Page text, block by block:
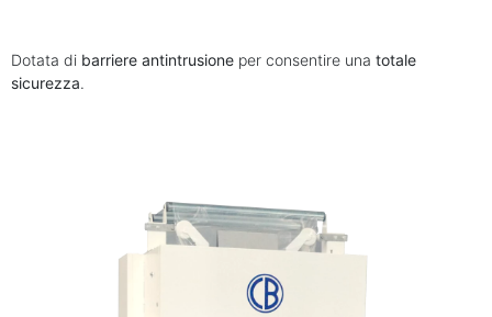
Dotata di barriere antintrusione per consentire una totale
sicurezza.